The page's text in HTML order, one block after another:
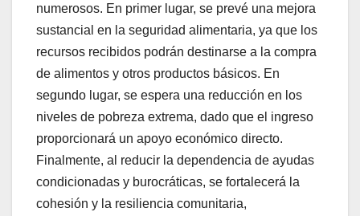
numerosos. En primer lugar, se prevé una mejora
sustancial en la seguridad alimentaria, ya que los
recursos recibidos podrán destinarse a la compra
de alimentos y otros productos básicos. En
segundo lugar, se espera una reducción en los
niveles de pobreza extrema, dado que el ingreso
proporcionará un apoyo económico directo.
Finalmente, al reducir la dependencia de ayudas
condicionadas y burocráticas, se fortalecerá la
cohesión y la resiliencia comunitaria,